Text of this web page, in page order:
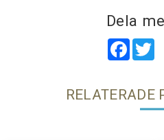
Dela
RELATERADE